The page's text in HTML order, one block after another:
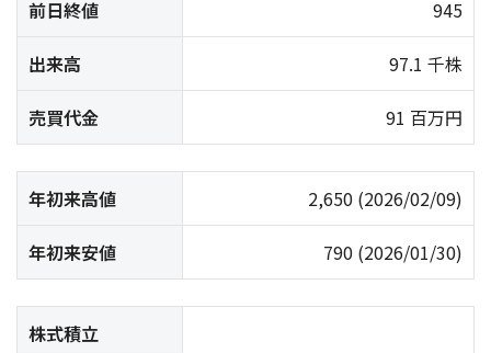
前日終値 945
出来高 97.1 千株
売買代金 91 百万円
年初来高値 2,650 (2026/02/09)
年初来安値 790 (2026/01/30)
株式積立